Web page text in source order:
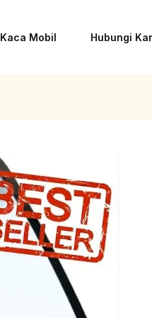
Kaca Mobil Hubungi